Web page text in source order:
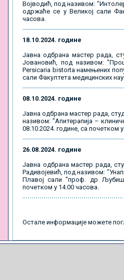
Војводић, под називом:
одржаће се у Великој сали
часова.
18.10.2024. године
Јавна одбрана мастер рада,
Јовановић, под називом:
Persicaria bistorta намењених
сали Факултетa медицинских
08.10.2024. године
Јавна одбрана мастер рада,
називом: "Апитерапија –
08.10.2024. године, са почетком
26.08.2024. године
Јавна одбрана мастер рада,
Радивојевић, под називом:
Плавој сали "проф. др Љубиша
почетком у 14.00 часова.
Остале информације можете